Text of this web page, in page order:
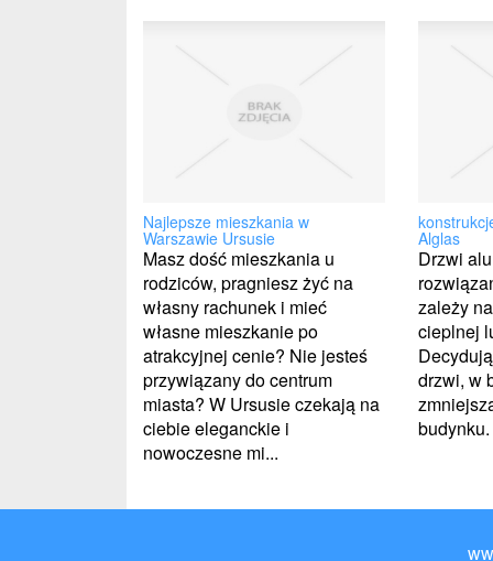
Najlepsze mieszkania w
Warszawie Ursusie
Masz dość mieszkania u
rodziców, pragniesz żyć na
własny rachunek i mieć
własne mieszkanie po
atrakcyjnej cenie? Nie jesteś
przywiązany do centrum
miasta? W Ursusie czekają na
ciebie eleganckie i
nowoczesne mi...
Alglas
Drzwi
zależy
cieplnej
drzwi, w